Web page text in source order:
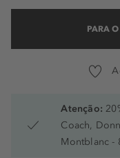
PARA
Atenção:
Coach,
Montblanc -